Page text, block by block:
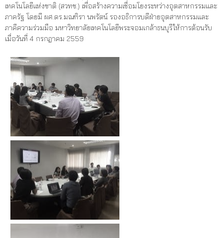
เทคโนโลยีแห่งชาติ (สวทช.) เพื่อสร้างความเชื่อมโยงระหว่างอุตสาหกรรมและ
ภาครัฐ โดยมี ผศ.ดร.มณฑิรา นพรัตน์ รองอธิการบดีฝ่ายอุตสาหกรรมและ
ภาคีความร่วมมือ มหาวิทยาลัยเทคโนโลยีพระจอมเกล้าธนบุรีให้การต้อนรับ
เมื่อวันที่ 4 กรกฎาคม 2559